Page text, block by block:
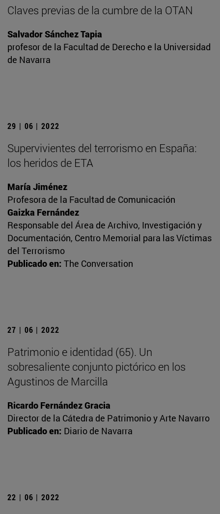
Claves previas de la cumbre de la OTAN
Salvador Sánchez Tapia
profesor de la Facultad de Derecho e la Universidad
de Navarra
29 | 06 | 2022
Supervivientes del terrorismo en España:
los heridos de ETA
María Jiménez
Profesora de la Facultad de Comunicación
Gaizka Fernández
Responsable del Área de Archivo, Investigación y
Documentación, Centro Memorial para las Víctimas
del Terrorismo
Publicado en: The Conversation
27 | 06 | 2022
Patrimonio e identidad (65). Un
sobresaliente conjunto pictórico en los
Agustinos de Marcilla
Ricardo Fernández Gracia
Director de la Cátedra de Patrimonio y Arte Navarro
Publicado en: Diario de Navarra
22 | 06 | 2022